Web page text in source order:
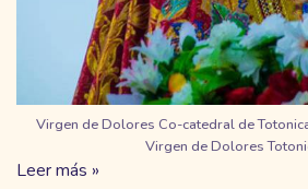
Virgen de Dolores Co-catedral de
Virgen de Dolores
Leer más »